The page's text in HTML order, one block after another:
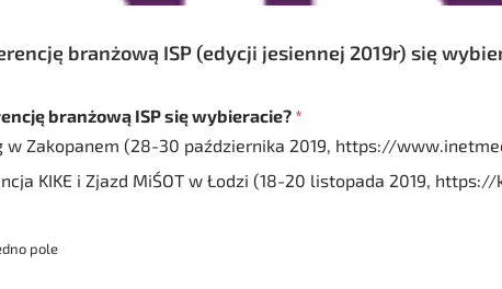
branżową ISP (edycji jesiennej 2019r) się
branżową ISP się wybieracie? *
w Zakopanem (28-30 października 2019, https://
KIKE i Zjazd MiŚOT w Łodzi (18-20 listopada 2019,
pole